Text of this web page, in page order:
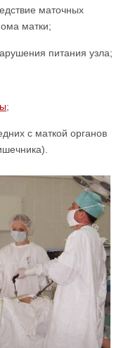
маточных
матки;
питания узла;
;
с маткой органов